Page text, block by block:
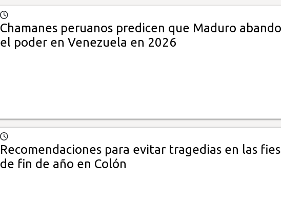
Chamanes peruanos predicen que Maduro
el poder en Venezuela en 2026
Recomendaciones para evitar tragedias en las
de fin de año en Colón